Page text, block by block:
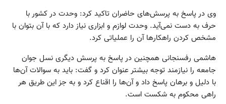
وی در پاسخ به پرسش‌های حاضران تاکید کرد: وحدت در کشور با
حرف به دست نمی‌آید. وحدت لوازم و ابزاری نیاز دارد که با آن بتوان با
مشخص کردن راهکارها آن را عملیاتی کرد.
هاشمی رفسنجانی همچنین در پاسخ به پرسش دیگری نسل جوان
جامعه را نیازمند توجه بیشتر عنوان کرد و گفت: باید به سوالات آن‌ها
با دلیل و برهان پاسخ داد و آن‌ها را اقناع کرد و به جز این طریق هر
راهی محکوم به شکست است.